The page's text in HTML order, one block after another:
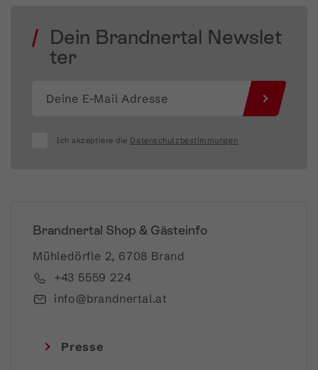
Dein Brandnertal Newslet
ter
Ich akzeptiere die Datenschutzbestimmungen
Brandnertal Shop & Gästeinfo
Mühledörfle 2, 6708 Brand
+43 5559 224
info@brandnertal.at
Presse